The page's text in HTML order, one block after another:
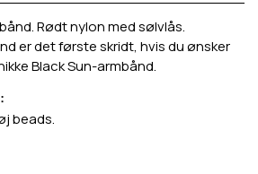
Rødt nylon med sølvlås.
er det første skridt, hvis du ønsker
Black Sun-armbånd.
beads.